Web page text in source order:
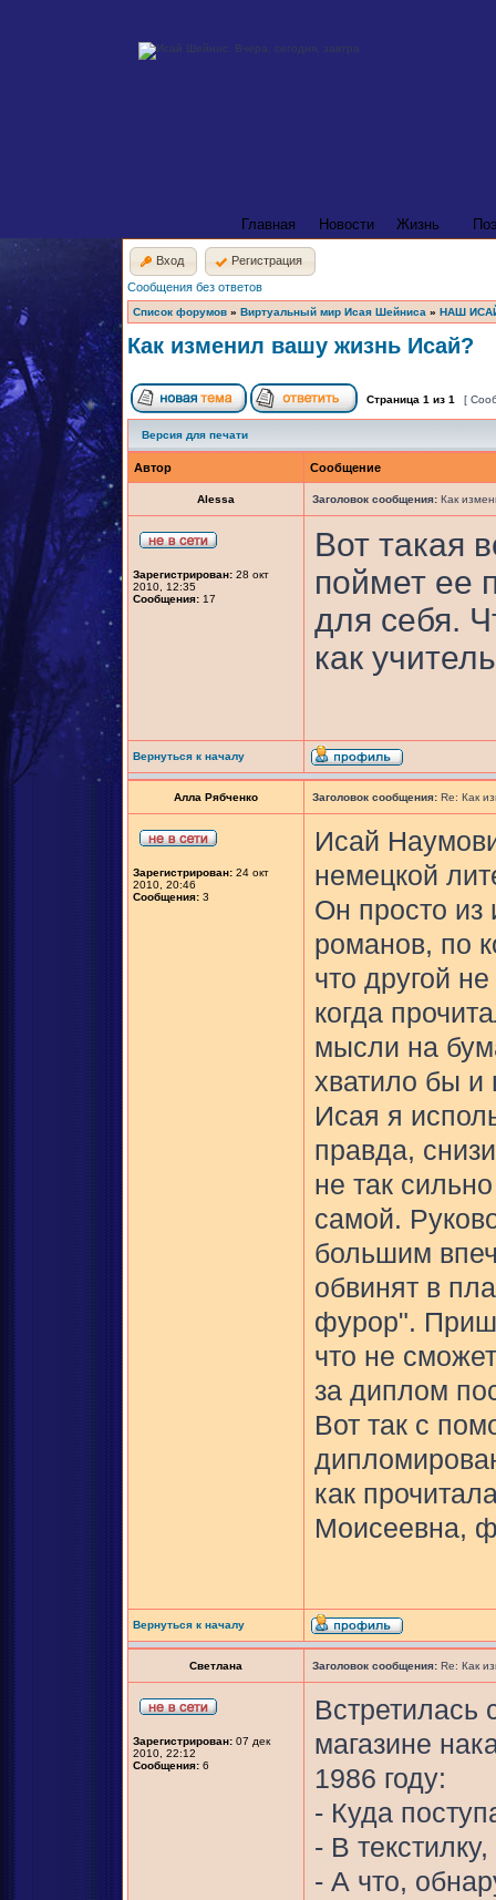
Главная Новости Жизнь
Вход
Регистрация
Сообщения без ответов
Список форумов » Виртуальный мир Исая Шейниса » НАШ
Как изменил вашу жизнь Исай?
Страница 1 из 1 [
Версия для печати
Автор Сообщение
Alessa Заголовок сообщения: Как
Зарегистрирован: 28 окт
2010, 12:35
Сообщения: 17
Вот такая
поймет ее
для себя.
как
Вернуться к началу
Алла Рябченко Заголовок сообщения: Re: Как
Зарегистрирован: 24 окт
2010, 20:46
Сообщения: 3
Исай
немецкой
Он просто из
романов, по
что другой
когда
мысли на
хватило бы
Исая я
правда,
не так
самой.
большим
обвинят в
фурор".
что не
за диплом
Вот так с
как
Моисеевна,
Вернуться к началу
Светлана Заголовок сообщения: Re: Как
Зарегистрирован: 07 дек
2010, 22:12
Сообщения: 6
магазине
1986 году:
- Куда
- В
- А что,